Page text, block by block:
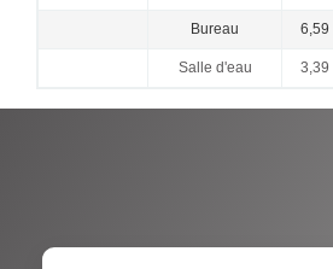
Bureau 6,59
Salle d'eau 3,39